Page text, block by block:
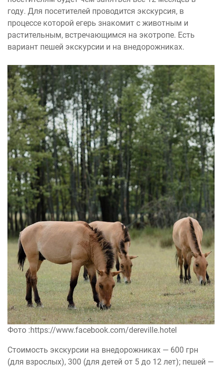
году. Для посетителей проводится экскурсия, в
процессе которой егерь знакомит с животным и
растительным, встречающимся на экотропе. Есть
вариант пешей экскурсии и на внедорожниках.
Фото :https://www.facebook.com/dereville.hotel
Стоимость экскурсии на внедорожниках — 600 грн
(для взрослых), 300 (для детей от 5 до 12 лет); пешей —